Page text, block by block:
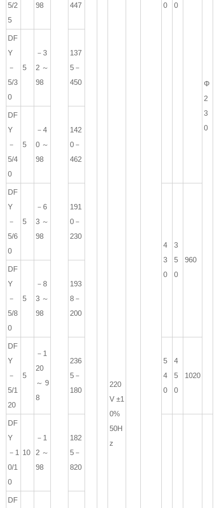
220
V ±1
0%
50H
z
0 0
Φ
2
3
0
5/2
5
98 447
DF
Y
－
5/3
0
5
－3
2～
98
137
5－
450
DF
Y
－
5/4
0
5
－4
0～
98
142
0－
462
DF
Y
－
5/6
0
5
－6
3～
98
191
0－
230
4
3
0
3
5
0
960
DF
Y
－
5/8
0
5
－8
3～
98
193
8－
200
DF
Y
－
5/1
20
5
－1
20
～9
8
236
5－
180
5
4
0
4
5
0
1020
DF
Y
－1
0/1
0
10
－1
2～
98
182
5－
820
DF